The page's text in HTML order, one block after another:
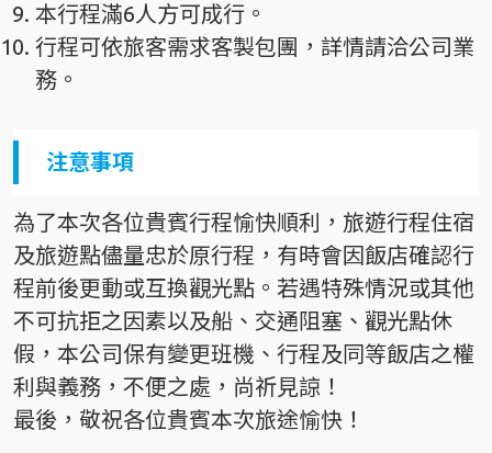
本行程滿6人方可成行。
行程可依旅客需求客製包團，詳情請洽公司業
務。
注意事項
為了本次各位貴賓行程愉快順利，旅遊行程住宿
及旅遊點儘量忠於原行程，有時會因飯店確認行
程前後更動或互換觀光點。若遇特殊情況或其他
不可抗拒之因素以及船、交通阻塞、觀光點休
假，本公司保有變更班機、行程及同等飯店之權
利與義務，不便之處，尚祈見諒！
最後，敬祝各位貴賓本次旅途愉快！